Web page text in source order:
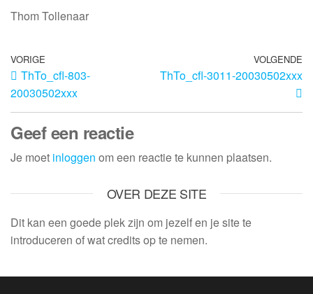
Thom Tollenaar
VORIGE
ThTo_cfl-803-
20030502xxx
VOLGENDE
ThTo_cfl-3011-20030502xxx
Geef een reactie
Je moet inloggen om een reactie te kunnen plaatsen.
OVER DEZE SITE
Dit kan een goede plek zijn om jezelf en je site te
introduceren of wat credits op te nemen.